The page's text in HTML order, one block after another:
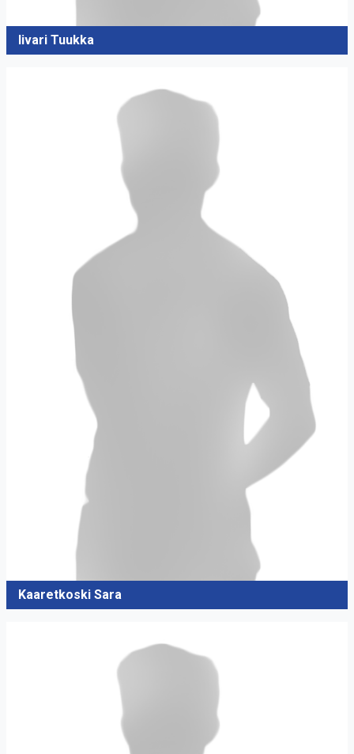
Iivari Tuukka
Kaaretkoski Sara